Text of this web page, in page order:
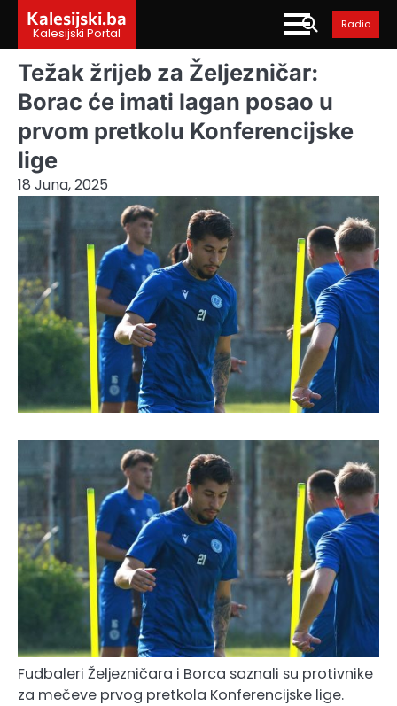
content
Kalesijski.ba
Kalesijski Portal
Radio
Težak žrijeb za Željezničar:
Borac će imati lagan posao u
prvom pretkolu Konferencijske
lige
18 Juna, 2025
Fudbaleri Željezničara i Borca saznali su protivnike
za mečeve prvog pretkola Konferencijske lige.